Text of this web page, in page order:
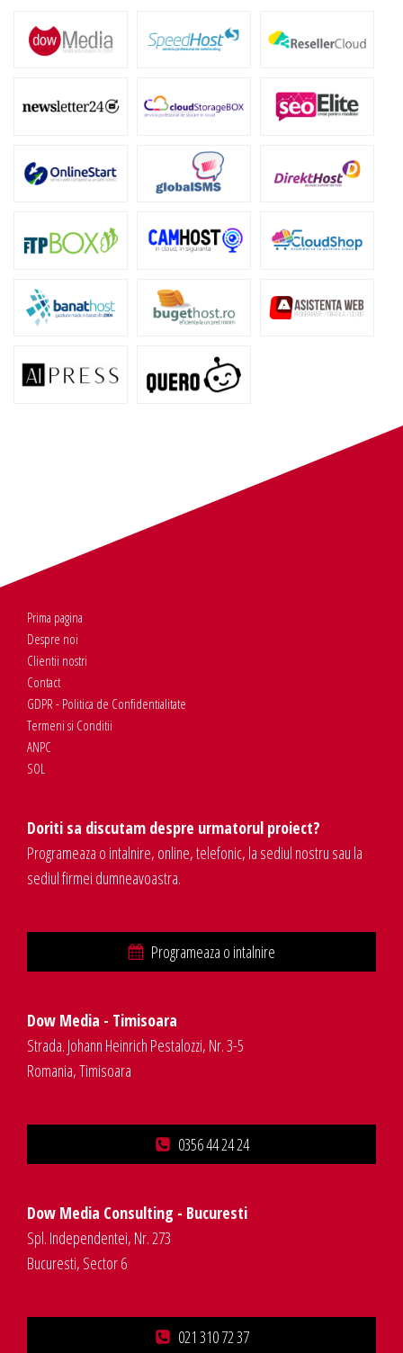
Prima pagina
Despre noi
Clientii nostri
Contact
GDPR - Politica de Confidentialitate
Termeni si Conditii
ANPC
SOL
Doriti sa discutam despre urmatorul proiect?
Programeaza o intalnire, online, telefonic, la sediul nostru sau la
sediul firmei dumneavoastra.
Programeaza o intalnire
Dow Media - Timisoara
Strada. Johann Heinrich Pestalozzi, Nr. 3-5
Romania, Timisoara
0356 44 24 24
Dow Media Consulting - Bucuresti
Spl. Independentei, Nr. 273
Bucuresti, Sector 6
021 310 72 37